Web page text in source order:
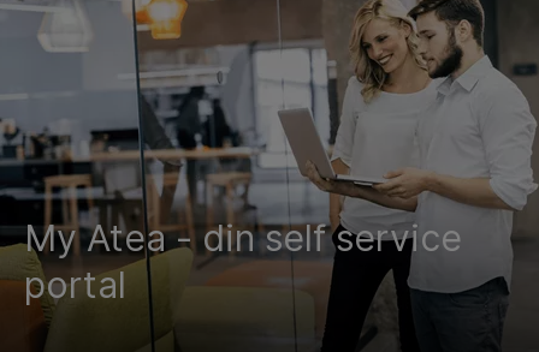
My Atea - din self service
portal